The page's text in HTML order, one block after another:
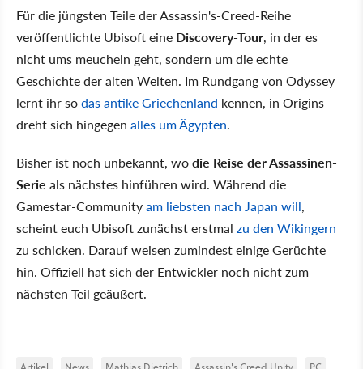
Für die jüngsten Teile der Assassin's-Creed-Reihe
veröffentlichte Ubisoft eine Discovery-Tour, in der es
nicht ums meucheln geht, sondern um die echte
Geschichte der alten Welten. Im Rundgang von Odyssey
lernt ihr sodas antike Griechenland kennen, in Origins
dreht sich hingegen alles um Ägypten.
Bisher ist noch unbekannt, wodie Reise der Assassinen-
Serie als nächstes hinführen wird. Während die
Gamestar-Communityam liebsten nach Japan will,
scheint euch Ubisoft zunächst erstmal zu den Wikingern
zu schicken. Darauf weisen zumindest einige Gerüchte
hin. Offiziell hat sich der Entwickler noch nicht zum
nächsten Teil geäußert.